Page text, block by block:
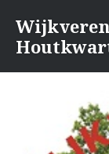
inhoud